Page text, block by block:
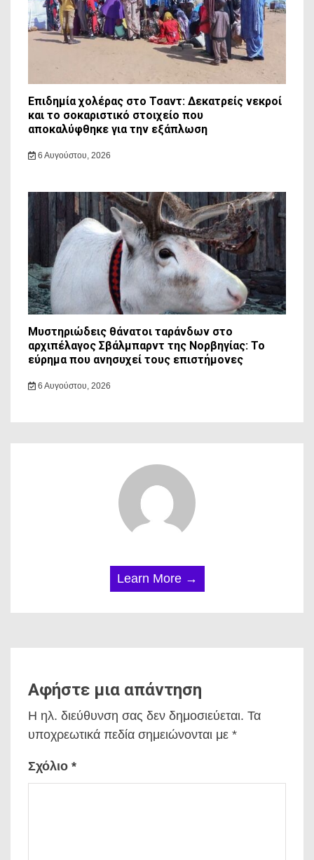
Επιδημία χολέρας στο Τσαντ: Δεκατρείς νεκροί
και το σοκαριστικό στοιχείο που
αποκαλύφθηκε για την εξάπλωση
6 Αυγούστου, 2026
Μυστηριώδεις θάνατοι ταράνδων στο
αρχιπέλαγος Σβάλμπαρντ της Νορβηγίας: Το
εύρημα που ανησυχεί τους επιστήμονες
6 Αυγούστου, 2026
Learn More →
Αφήστε μια απάντηση
Η ηλ. διεύθυνση σας δεν δημοσιεύεται. Τα
υποχρεωτικά πεδία σημειώνονται με *
Σχόλιο *